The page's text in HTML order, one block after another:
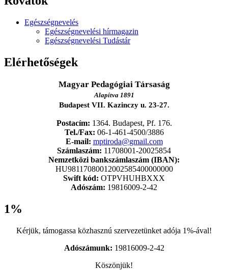
Egészségnevelés
Egészségnevelési hírmagazin
Egészségnevelési Tudástár
Elérhetőségek
Magyar Pedagógiai Társaság
Alapítva 1891
Budapest VII. Kazinczy u. 23-27.
Postacím: 1364. Budapest, Pf. 176.
Tel./Fax: 06-1-461-4500/3886
E-mail: mptiroda@gmail.com
Számlaszám: 11708001-20025854
Nemzetközi bankszámlaszám (IBAN):
HU98117080012002585400000000
Swift kód: OTPVHUHBXXX
Adószám: 19816009-2-42
1%
Kérjük, támogassa közhasznú szervezetünket adója 1%-ával!
Adószámunk: 19816009-2-42
Köszönjük!